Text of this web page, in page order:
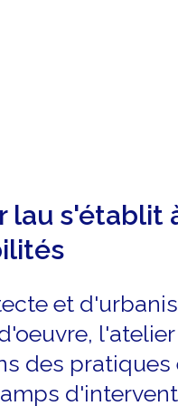
lau s'établit
et
des pratiques